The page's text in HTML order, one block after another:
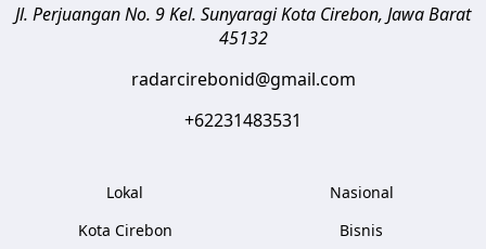
Jl. Perjuangan No. 9 Kel. SunyaragiKota Cirebon, Jawa Barat
45132
radarcirebonid@gmail.com
+62231483531
Lokal
Kota Cirebon
Nasional
Bisnis